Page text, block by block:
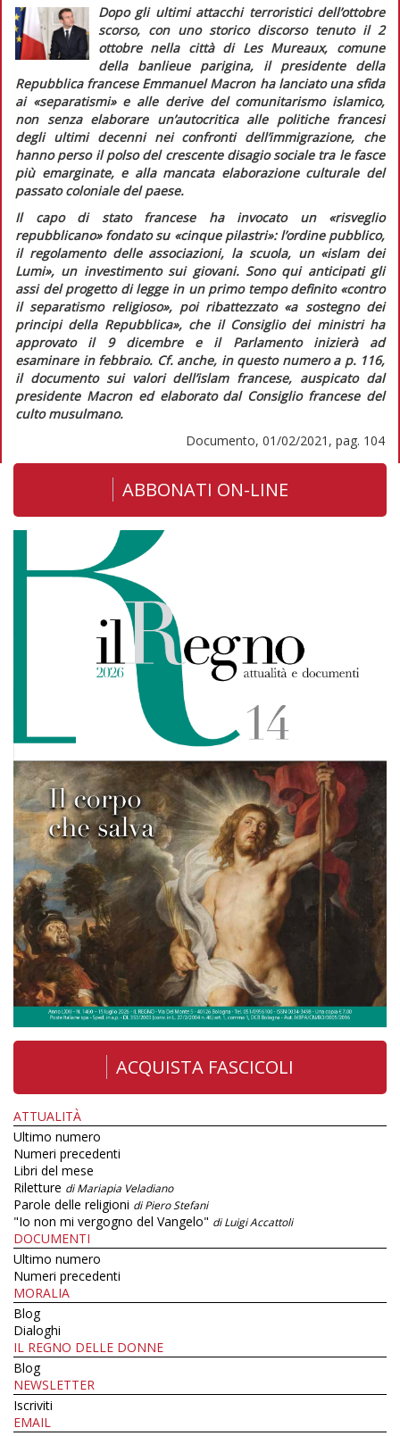
Dopo gli ultimi attacchi terroristici dell’ottobre
scorso, con uno storico discorso tenuto il 2
ottobre nella città di Les Mureaux, comune
della banlieue parigina, il presidente della
Repubblica francese Emmanuel Macron ha lanciato una sfida
ai «separatismi»e alle derive del comunitarismo islamico,
non senza elaborare un’autocritica alle politiche francesi
degli ultimi decenni nei confronti dell’immigrazione, che
hanno perso il polso del crescente disagio sociale tra le fasce
più emarginate, e alla mancata elaborazione culturale del
passato coloniale del paese.
Il capo di stato francese ha invocato un «risveglio
repubblicano»fondato su «cinque pilastri»: l’ordine pubblico,
il regolamento delle associazioni, la scuola, un «islam dei
Lumi», un investimento sui giovani. Sono qui anticipati gli
assi del progetto di legge in un primo tempo definito «contro
il separatismo religioso», poi ribattezzato «a sostegno dei
principi della Repubblica», che il Consiglio dei ministri ha
approvato il 9 dicembre e il Parlamento inizierà ad
esaminare in febbraio. Cf. anche, in questo numeroa p. 116,
il documento sui valori dell’islam francese, auspicato dal
presidente Macron ed elaborato dal Consiglio francese del
culto musulmano.
Documento, 01/02/2021, pag. 104
ABBONATI ON-LINE
ACQUISTA FASCICOLI
ATTUALITÀ
Ultimo numero
Numeri precedenti
Libri del mese
Riletture di Mariapia Veladiano
Parole delle religioni di Piero Stefani
"Io non mi vergogno del Vangelo" di Luigi Accattoli
DOCUMENTI
Ultimo numero
Numeri precedenti
MORALIA
Blog
Dialoghi
IL REGNO DELLE DONNE
Blog
NEWSLETTER
Iscriviti
EMAIL